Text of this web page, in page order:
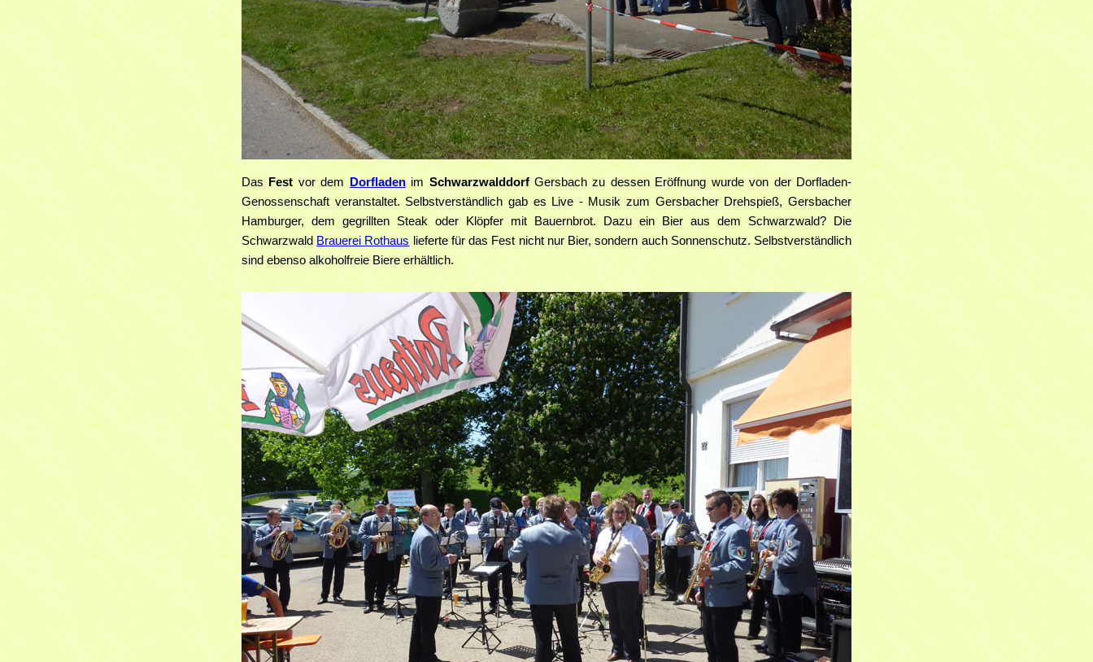
Das Fest vor dem Dorfladenim SchwarzwalddorfGersbach zu dessen Eröffnung wurde von der Dorfladen-
Genossenschaft veranstaltet. Selbstverständlich gab es Live - Musik zum Gersbacher Drehspieß, Gersbacher
Hamburger, dem gegrillten Steak oder Klöpfer mit Bauernbrot. Dazu ein Bier aus dem Schwarzwald? Die
Schwarzwald Brauerei Rothaus lieferte für das Fest nicht nur Bier, sondern auch Sonnenschutz. Selbstverständlich
sind ebenso alkoholfreie Biere erhältlich.